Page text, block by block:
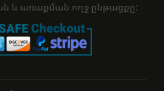
և առաքման ողջ ընթացքը: